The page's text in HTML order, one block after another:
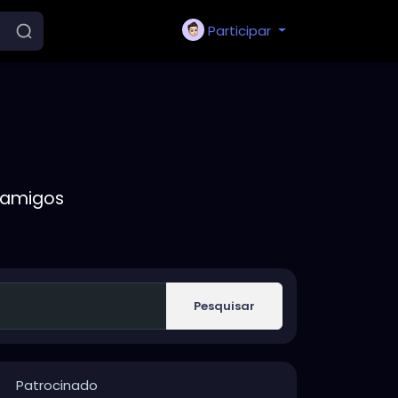
Participar
Pesquisar
Patrocinado